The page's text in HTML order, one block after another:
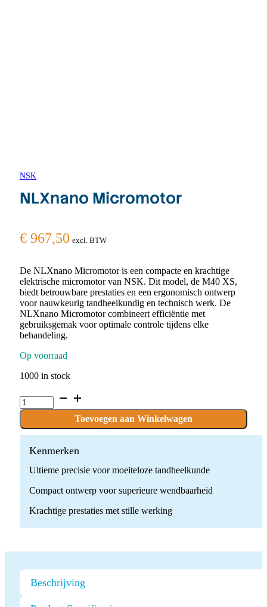
NSK
NLXnano Micromotor
€ 967,50 excl. BTW
De NLXnano Micromotor is een compacte en krachtige
elektrische micromotor van NSK. Dit model, de M40 XS,
biedt betrouwbare prestaties en een ergonomisch ontwerp
voor nauwkeurig tandheelkundig en technisch werk. De
NLXnano Micromotor combineert efficiëntie met
gebruiksgemak voor optimale controle tijdens elke
behandeling.
Op voorraad
1000 in stock
NLXnano
Micromotor
Toevoegen aan Winkelwagen
Kenmerken
Ultieme precisie voor moeiteloze tandheelkunde
Compact ontwerp voor superieure wendbaarheid
Krachtige prestaties met stille werking
Beschrijving